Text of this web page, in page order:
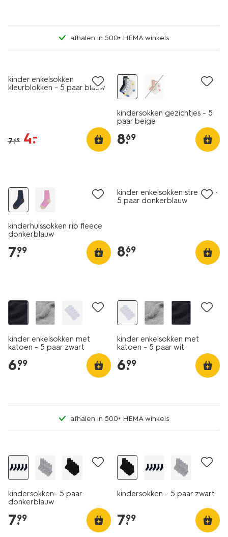
afhalen in 500+ HEMA winkels
kinder enkelsokken
kleurblokken - 5 paar blauw
7.49 4.
–
kindersokken gezichtjes - 5
paar beige
8.
69
kinderhuissokken rib fleece
donkerblauw
7.
99
kinder enkelsokken strepen -
5 paar donkerblauw
8.
69
kinder enkelsokken met
katoen - 5 paar zwart
6.
99
kinder enkelsokken met
katoen - 5 paar wit
6.
99
afhalen in 500+ HEMA winkels
kindersokken- 5 paar
donkerblauw
7.
99
kindersokken - 5 paar zwart
7.
99